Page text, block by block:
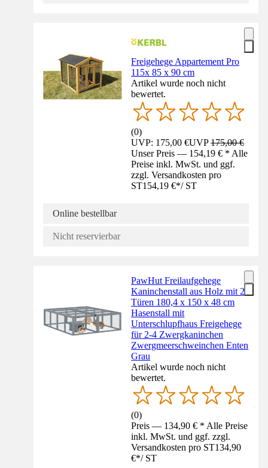
Freigehege Appartement Pro
115x 85 x 90 cm
Artikel wurde noch nicht
bewertet.
(0)
UVP: 175,00 €UVP175,00 €
Unser Preis — 154,19 € * Alle
Preise inkl. MwSt. und ggf.
zzgl. Versandkosten pro
ST154,19 €*/ ST
Online bestellbar
Nicht reservierbar
PawHut Freilaufgehege
Kaninchenstall aus Holz mit 2
Türen 180,4 x 150 x 48 cm
Hasenstall mit
Unterschlupfhaus Freigehege
für 2-4 Zwergkaninchen
Zwergmeerschweinchen Enten
Grau
Artikel wurde noch nicht
bewertet.
(0)
Preis — 134,90 € * Alle Preise
inkl. MwSt. und ggf. zzgl.
Versandkosten pro ST134,90
€*/ ST